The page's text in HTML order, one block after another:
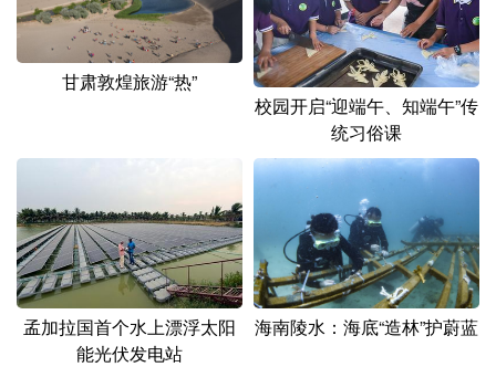
广东 广西 海南 重庆
四川 贵州 云南 西藏
青海 宁夏
黑龙江
多语种频道
English Español Français عربى
Русский язык
甘肃敦煌旅游“热”
校园开启“迎端午、知端午”传
统习俗课
孟加拉国首个水上漂浮太阳
能光伏发电站
海南陵水：海底“造林”护蔚蓝